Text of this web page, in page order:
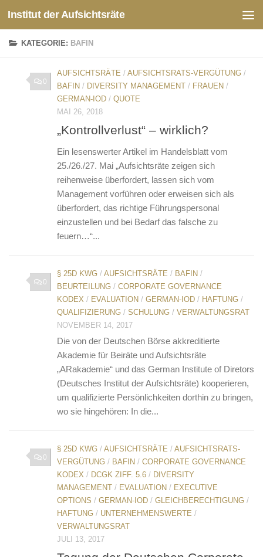
Zum Inhalt springen
Institut der Aufsichtsräte
KATEGORIE: BAFIN
0
AUFSICHTSRÄTE / AUFSICHTSRATS-VERGÜTUNG /
BAFIN / DIVERSITY MANAGEMENT / FRAUEN /
GERMAN-IOD / QUOTE
MAI 26, 2018
„Kontrollverlust“ – wirklich?
Ein lesenswerter Artikel im Handelsblatt vom
25./26./27. Mai „Aufsichtsräte zeigen sich
reihenweise überfordert, lassen sich vom
Management vorführen oder erweisen sich als
überfordert, das richtige Führungspersonal
einzustellen und bei Bedarf das falsche zu
feuern…“...
0
§ 25D KWG / AUFSICHTSRÄTE / BAFIN /
BEURTEILUNG / CORPORATE GOVERNANCE
KODEX / EVALUATION / GERMAN-IOD / HAFTUNG /
QUALIFIZIERUNG / SCHULUNG / VERWALTUNGSRAT
NOVEMBER 14, 2017
Die von der Deutschen Börse akkreditierte
Akademie für Beiräte und Aufsichtsräte
„ARakademie“ und das German Institute of Diretors
(Deutsches Institut der Aufsichtsräte) kooperieren,
um qualifizierte Persönlichkeiten dorthin zu bringen,
wo sie hingehören: In die...
0
§ 25D KWG / AUFSICHTSRÄTE / AUFSICHTSRATS-
VERGÜTUNG / BAFIN / CORPORATE GOVERNANCE
KODEX / DCGK ZIFF. 5.6 / DIVERSITY
MANAGEMENT / EVALUATION / EXECUTIVE
OPTIONS / GERMAN-IOD / GLEICHBERECHTIGUNG /
HAFTUNG / UNTERNEHMENSWERTE /
VERWALTUNGSRAT
JULI 13, 2017